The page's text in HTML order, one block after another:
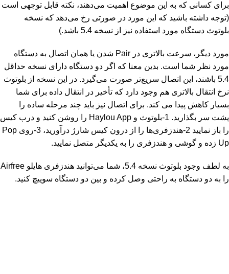
برای کسانی که به این موضوع اهمیت می‌دهند، نکته قابل توجهی است
(توجه داشته باشید که این مورد در صورتی رخ می‌دهد که نسخه
بلوتوث دستگاه مورد استفاده نیز از نسخه 5.4 باشد.)
مورد دیگر، سرعت بالاتری در Pair شدن یا همان اتصال به دستگاه
مورد نظر شما است. بدین معنا که اگر دو دستگاه دارای نسخه حداقل
5.4 باشند، این اتصال سریع‌تر صورت می‌گیرد. در این نسخه از بلوتوث
نرخ انتقال بالاتری هم وجود دارد که تأخیر در انتقال داده برای شما
بسیار کاهش پیدا می کند. برای اتصال نیز باید چند مرحله ساده را
پشت سر بگذارید. 1-بلوتوث و Haylou App را روشن کنید و درب کیس
را باز نمایید 2-هندزفری‌ها را از درون کیس شارژ درآورید، 3-روی Pop
Up زده و گوشی و هندزفری را به یکدیگر متصل نمایید.
به لطف وجود بلوتوث نسخه 5.4، شما می‌توانید هندزفری هایلو Airfree
را به دو دستگاه به راحتی وصل کرده و بین دو دستگاه سوییچ کنید.